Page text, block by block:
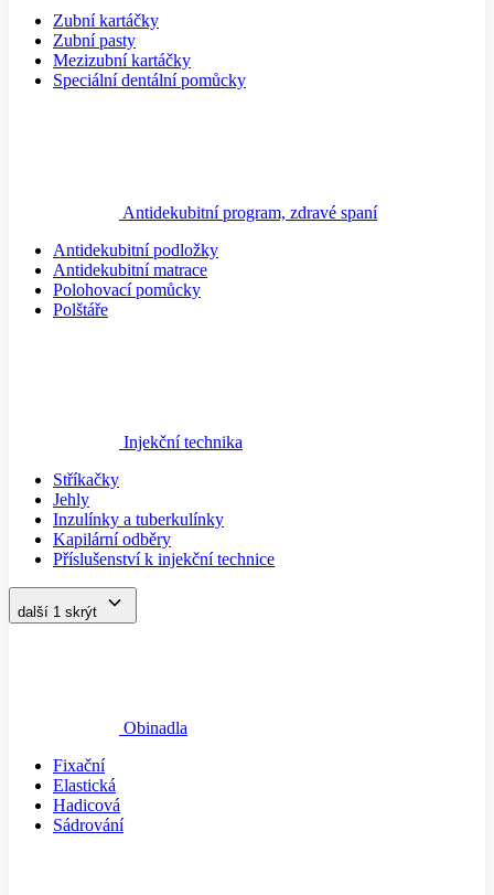
Zubní kartáčky
Zubní pasty
Mezizubní kartáčky
Speciální dentální pomůcky
Antidekubitní program, zdravé spaní
Antidekubitní podložky
Antidekubitní matrace
Polohovací pomůcky
Polštáře
Injekční technika
Stříkačky
Jehly
Inzulínky a tuberkulínky
Kapilární odběry
Příslušenství k injekční technice
další 1 skrýt
Obinadla
Fixační
Elastická
Hadicová
Sádrování